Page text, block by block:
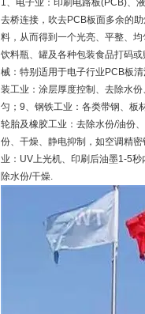
1、电子业：印刷电路板(PCB)、
去桥连接，吹去PCB板面多余的
料，从而得到一个光亮、平整、
饮料瓶、罐及各种包装食品打码
械：特别适用于电子行业PCB板
装工业：涂层厚度控制、去除水
匀；9、钢铁工业：各类带钢、板
轮胎及橡胶工业：去除水份/油份
份、干燥、静电抑制，如空调精
业：UV上光机、印刷后油墨1-5
除水份/干燥.